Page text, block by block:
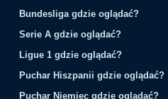
Bundesliga gdzie oglądać?
Serie A gdzie oglądać?
Ligue 1 gdzie oglądać?
Puchar Hiszpanii gdzie oglądać?
Puchar Niemiec gdzie oglądać?